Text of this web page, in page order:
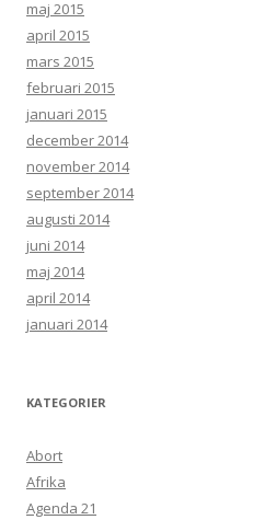
maj 2015
april 2015
mars 2015
februari 2015
januari 2015
december 2014
november 2014
september 2014
augusti 2014
juni 2014
maj 2014
april 2014
januari 2014
KATEGORIER
Abort
Afrika
Agenda 21